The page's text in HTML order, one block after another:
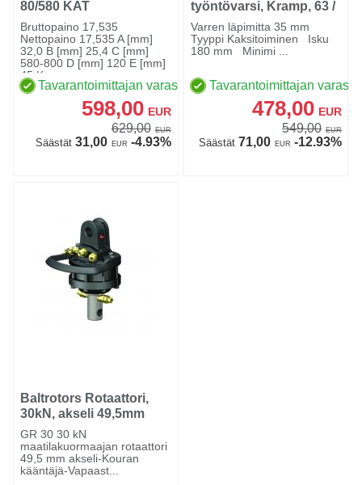
80/580 KAT
Bruttopaino 17,535
Nettopaino 17,535 A [mm]
32,0 B [mm] 25,4 C [mm]
580-800 D [mm] 120 E [mm]
45 Ko...
Tavarantoimittajan varastossa
598,00 EUR
629,00 EUR
Säästät31,00 EUR -4.93%
työntövarsi, Kramp, 63 /
505 kat. 2, pikakoura
Varren läpimitta 35 mm
Tyyppi Kaksitoiminen Isku
180 mm Minimi ...
Tavarantoimittajan
478,00 EUR
549,00 EUR
Säästät71,00 EUR -12.93%
Baltrotors Rotaattori,
30kN, akseli 49,5mm
GR 30 30 kN
maatilakuormaajan rotaattori
49,5 mm akseli-Kouran
kääntäjä-Vapaast...